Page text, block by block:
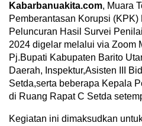
Kabarbanuakita.com, Muara
Pemberantasan Korupsi (KPK)
Peluncuran Hasil Survei
2024 digelar melalui via Zoom
Pj.Bupati Kabupaten Barito
Daerah, Inspektur,Asisten III
Setda,serta beberapa Kepala
di Ruang Rapat C Setda
Kegiatan ini dimaksudkan